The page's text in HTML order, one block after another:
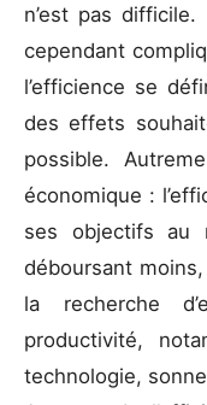
n’est pas difficile.
cependant
l’efficience se
des effets
possible.
économique :
ses objectifs au
déboursant
la recherche
productivité,
technologie,